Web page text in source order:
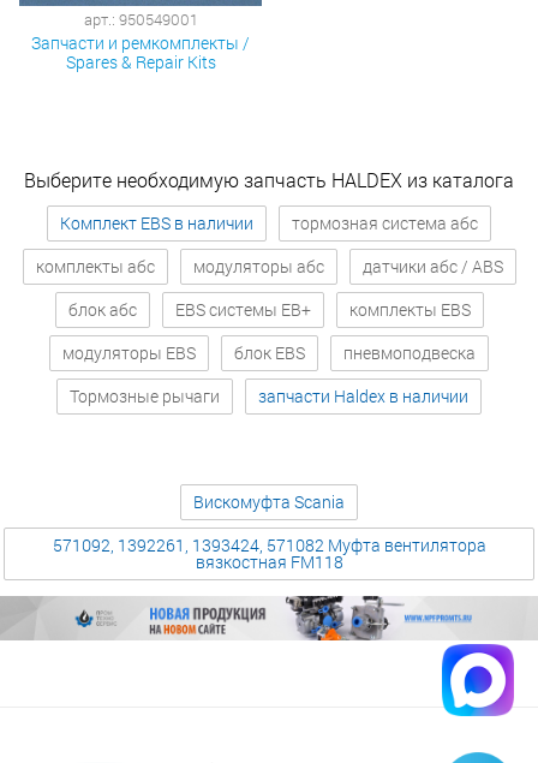
арт.: 950549001
Запчасти и ремкомплекты /
Spares & Repair Kits
Выберите необходимую запчасть HALDEX из каталога
Комплект EBS в наличии
тормозная система абс
комплекты абс
модуляторы абс
датчики абс / ABS
блок абс
EBS системы EB+
комплекты EBS
модуляторы EBS
блок EBS
пневмоподвеска
Тормозные рычаги
запчасти Haldex в наличии
Вискомуфта Scania
571092, 1392261, 1393424, 571082 Муфта вентилятора
вязкостная FM118